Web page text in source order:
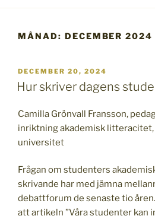
MÅNAD: DECEMBER 2024
PUBLICERAT
DECEMBER 20, 2024
Hur skriver dagens
Camilla Grönvall Fransson,
inriktning akademisk litteracitet,
universitet
Frågan om studenters
skrivande har med jämna
debattforum de senaste tio
att artikeln ”Våra studenter kan